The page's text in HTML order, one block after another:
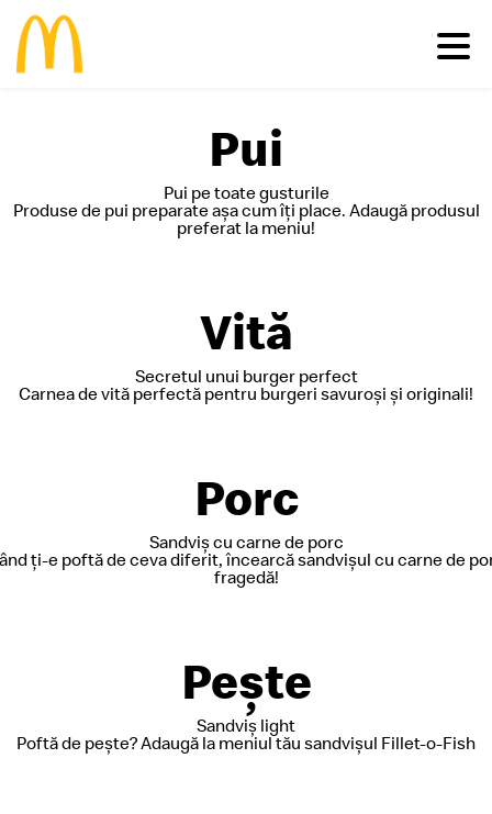
Vită
produsele >
Deserturi
Salate
Meniuri
McDelivery >
Inițiative sustenabile
Casa Ronald McDonald® România
Grant my passion
Pui
Pui pe toate gusturile
Produse de pui preparate așa cum îți place. Adaugă produsul
preferat la meniu!
Vită
Secretul unui burger perfect
Carnea de vită perfectă pentru burgeri savuroși și originali!
Porc
Sandviș cu carne de porc
ți-e poftă de ceva diferit, încearcă sandvișul cu carne de
fragedă!
Peşte
Sandviș light
Poftă de pește? Adaugă la meniul tău sandvișul Fillet-o-Fish